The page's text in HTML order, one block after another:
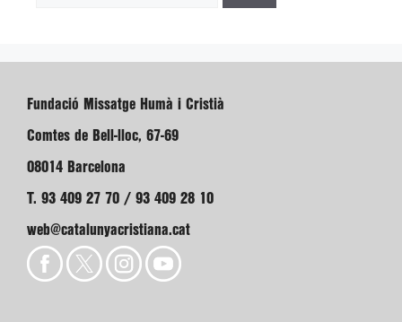
Fundació Missatge Humà i Cristià
Comtes de Bell-lloc, 67-69
08014 Barcelona
T. 93 409 27 70 / 93 409 28 10
web@catalunyacristiana.cat